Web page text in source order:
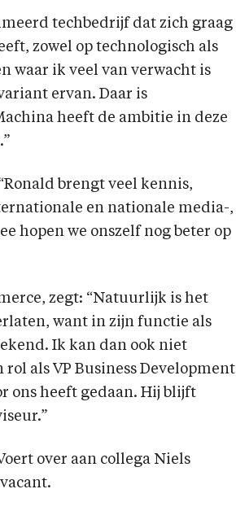
techbedrijf dat zich graag
zowel op technologisch als
waar ik veel van verwacht is
ervan. Daar is
heeft de ambitie in deze
brengt veel kennis,
en nationale media-,
hopen we onszelf nog beter op
zegt: “Natuurlijk is het
want in zijn functie als
Ik kan dan ook niet
als VP Business Development
ons heeft gedaan. Hij blijft
over aan collega Niels